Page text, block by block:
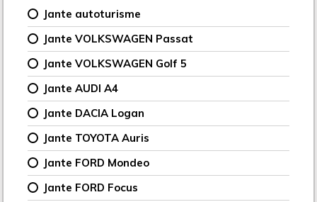
Jante autoturisme
Jante VOLKSWAGEN Passat
Jante VOLKSWAGEN Golf 5
Jante AUDI A4
Jante DACIA Logan
Jante TOYOTA Auris
Jante FORD Mondeo
Jante FORD Focus